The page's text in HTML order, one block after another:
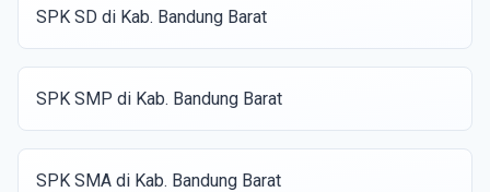
SPK SD di Kab. Bandung Barat
SPK SMP di Kab. Bandung Barat
SPK SMA di Kab. Bandung Barat